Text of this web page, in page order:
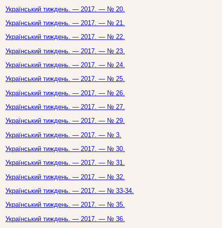
Український тиждень. — 2017. — № 20.
Український тиждень. — 2017. — № 21.
Український тиждень. — 2017. — № 22.
Український тиждень. — 2017. — № 23.
Український тиждень. — 2017. — № 24.
Український тиждень. — 2017. — № 25.
Український тиждень. — 2017. — № 26.
Український тиждень. — 2017. — № 27.
Український тиждень. — 2017. — № 29.
Український тиждень. — 2017. — № 3.
Український тиждень. — 2017. — № 30.
Український тиждень. — 2017. — № 31.
Український тиждень. — 2017. — № 32.
Український тиждень. — 2017. — № 33-34.
Український тиждень. — 2017. — № 35.
Український тиждень. — 2017. — № 36.